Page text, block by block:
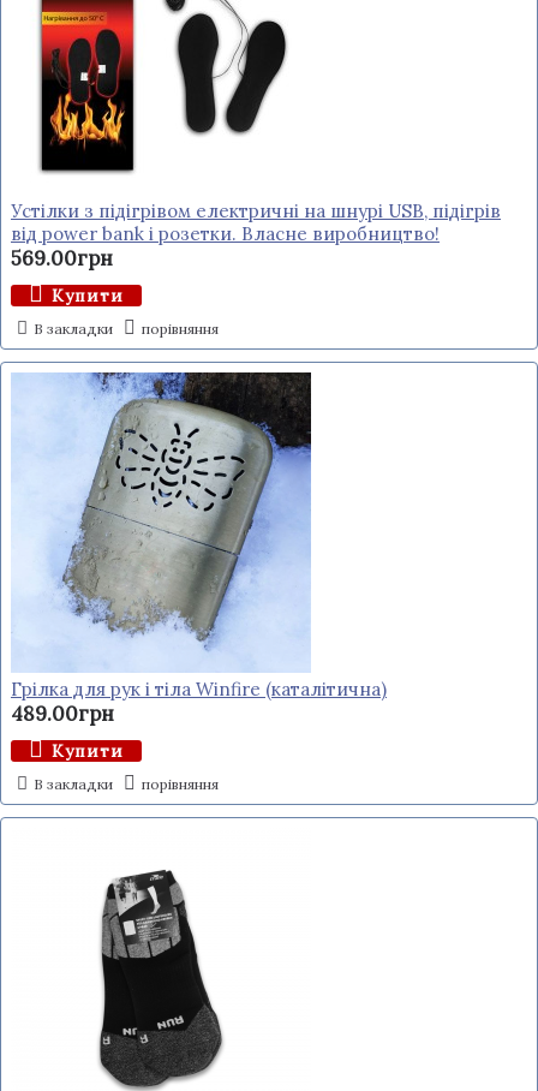
Устілки з підігрівом електричні на шнурі USB, підігрів
від power bank і розетки. Власне виробництво!
569.00грн
Купити
В закладки порівняння
Грілка для рук і тіла Winfire (каталітична)
489.00грн
Купити
В закладки порівняння